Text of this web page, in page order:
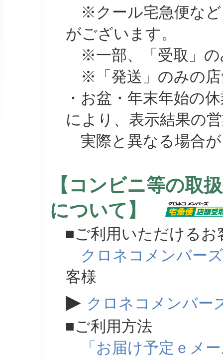
※クール宅急便など
がございます。
※一部、「受取」の
※「発送」のみの店
・お盆・年末年始の
により、表示結果の
実際と異なる場合が
【コンビニ等の取
について】
■ご利用いただけるお
クロネコメンバーズ
客様
▶ クロネコメンバー
■ご利用方法
「お届け予定ｅメ